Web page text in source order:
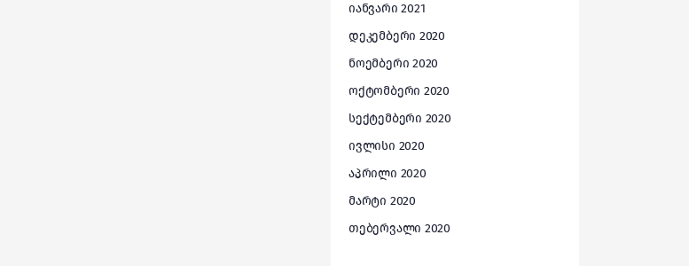
იანვარი 2021
დეკემბერი 2020
ნოემბერი 2020
ოქტომბერი 2020
სექტემბერი 2020
ივლისი 2020
აპრილი 2020
მარტი 2020
თებერვალი 2020